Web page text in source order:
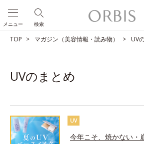
検索
メニュー
TOP マガジン（美容情報・読み物） UV
UVのまとめ
UV
今年こそ、焼かない・